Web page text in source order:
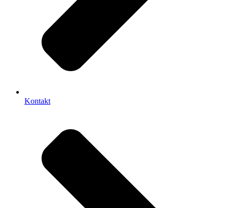
Kontakt